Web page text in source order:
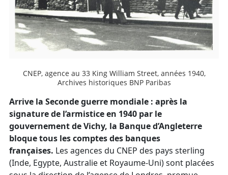
CNEP, agence au 33 King William Street, années 1940,
Archives historiques BNP Paribas
Arrive la Seconde guerre mondiale : après la
signature de l’armistice en 1940 par le
gouvernement de Vichy, la Banque d’Angleterre
bloque tous les comptes des banques
françaises. Les agences du CNEP des pays sterling
(Inde, Egypte, Australie et Royaume-Uni) sont placées